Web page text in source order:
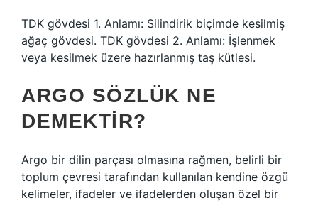
TDK gövdesi 1. Anlamı: Silindirik biçimde kesilmiş
ağaç gövdesi. TDK gövdesi 2. Anlamı: İşlenmek
veya kesilmek üzere hazırlanmış taş kütlesi.
ARGO SÖZLÜK NE
DEMEKTIR?
Argo bir dilin parçası olmasına rağmen, belirli bir
toplum çevresi tarafından kullanılan kendine özgü
kelimeler, ifadeler ve ifadelerden oluşan özel bir